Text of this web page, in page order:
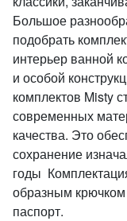
Большое
подобрать
интерьер ванной
и особой
комплектов Misty
современных
качества. Это
сохранение
годы
образным
паспорт.